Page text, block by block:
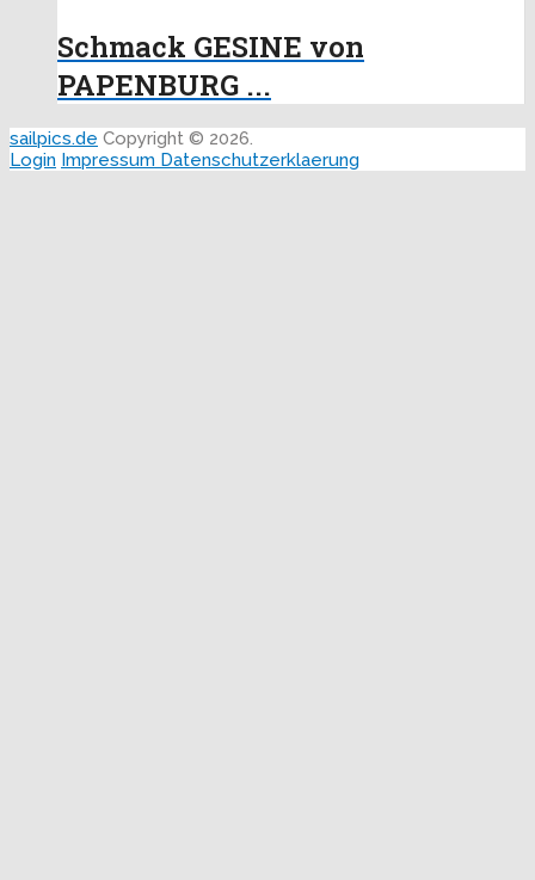
Schmack GESINE von
PAPENBURG ...
sailpics.de Copyright © 2026.
Login Impressum Datenschutzerklaerung